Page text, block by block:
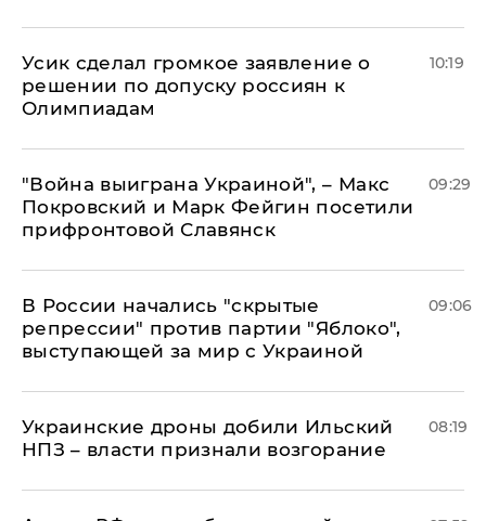
Усик сделал громкое заявление о
решении по допуску россиян к
Олимпиадам
10:19
"Война выиграна Украиной", – Макс
Покровский и Марк Фейгин посетили
прифронтовой Славянск
09:29
В России начались "скрытые
репрессии" против партии "Яблоко",
выступающей за мир с Украиной
09:06
Украинские дроны добили Ильский
НПЗ – власти признали возгорание
08:19